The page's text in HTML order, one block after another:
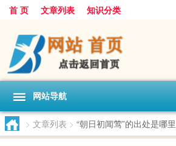
首 页 文章列表 知识分类
网站导航
> 文章列表 > “朝日初闻莺”的出处是哪里